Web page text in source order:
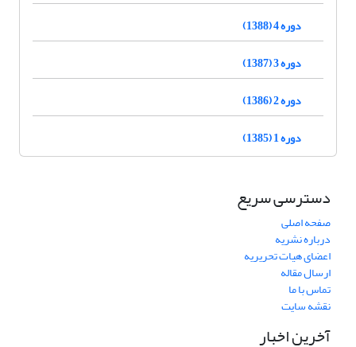
دوره 4 (1388)
دوره 3 (1387)
دوره 2 (1386)
دوره 1 (1385)
دسترسی سریع
صفحه اصلی
درباره نشریه
اعضای هیات تحریریه
ارسال مقاله
تماس با ما
نقشه سایت
آخرین اخبار